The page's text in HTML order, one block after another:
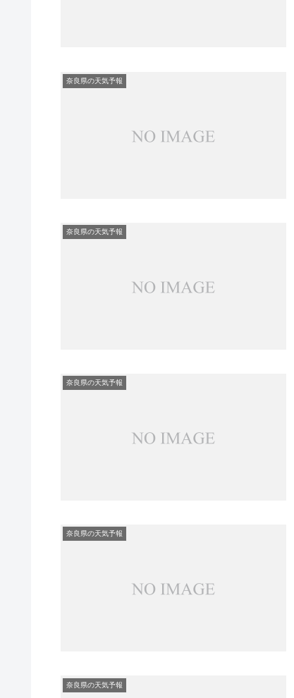
奈良県の天気予報
奈良県の天気予報
奈良県の天気予報
奈良県の天気予報
奈良県の天気予報